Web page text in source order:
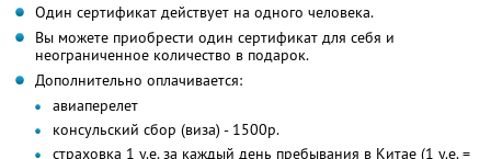
Один сертификат действует на одного человека.
Вы можете приобрести один сертификат для себя и
неограниченное количество в подарок.
Дополнительно оплачивается:
авиаперелет
консульский сбор (виза) - 1500р.
страховка 1 у.е. за каждый день пребывания в Китае (1 у.е. =